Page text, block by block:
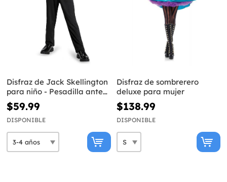
Disfraz de Jack Skellington
para niño - Pesadilla antes
de Navidad
$59.99
DISPONIBLE
Disfraz de sombrerero
deluxe para mujer
$138.99
DISPONIBLE